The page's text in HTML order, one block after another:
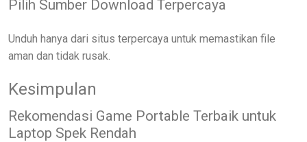
Pilih Sumber Download Terpercaya
Unduh hanya dari situs terpercaya untuk memastikan file
aman dan tidak rusak.
Kesimpulan
Rekomendasi Game Portable Terbaik untuk
Laptop Spek Rendah